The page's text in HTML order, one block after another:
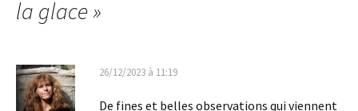
la glace»
26/12/2023 à 11:19
De fines et belles observations qui viennent